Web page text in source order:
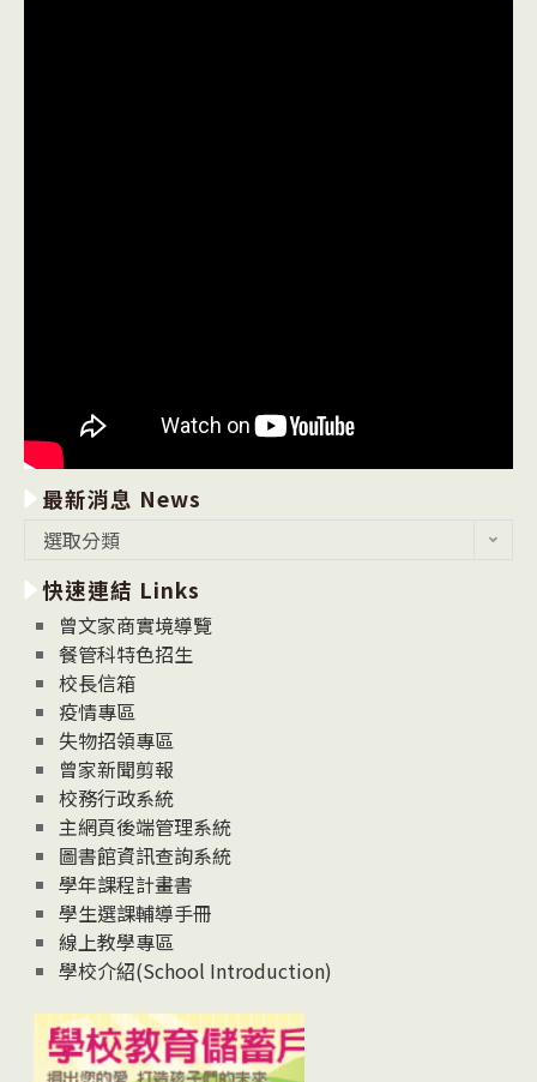
最新消息 News
消
息
News
選取分類
快速連結 Links
曾文家商實境導覽
餐管科特色招生
校長信箱
疫情專區
失物招領專區
曾家新聞剪報
校務行政系統
主網頁後端管理系統
圖書館資訊查詢系統
學年課程計畫書
學生選課輔導手冊
線上教學專區
學校介紹(School Introduction)